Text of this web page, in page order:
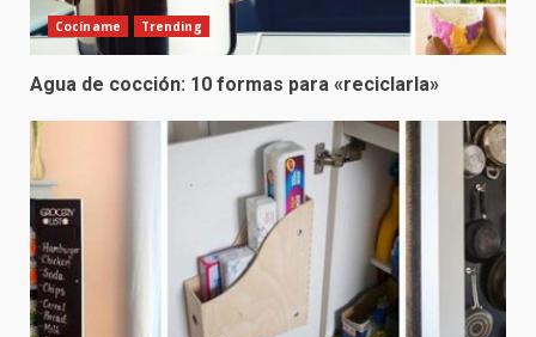
Cocíname Trending
Agua de cocción: 10 formas para «reciclarla»